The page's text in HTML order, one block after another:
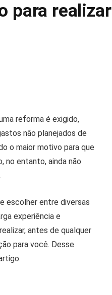
para realizar
reforma é exigido,
não planejados de
o maior motivo para que
no entanto, ainda não
escolher entre diversas
experiência e
antes de qualquer
para você. Desse